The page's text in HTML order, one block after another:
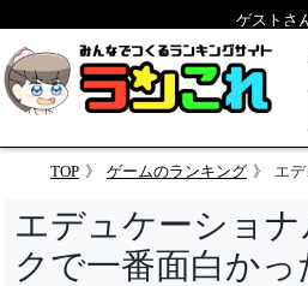
ゲストさ
TOP ゲームのランキング エデュケーショナ
エデュケーショ
クで一番面白か